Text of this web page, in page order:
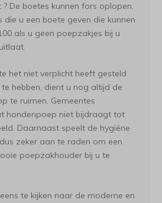
De boetes kunnen fors oplopen,
die u een boete geven die kunnen
als u geen poepzakjes bij u
het niet verplicht heeft gesteld
hebben, dient u nog altijd de
te ruimen. Gemeentes
hondenpoep niet bijdraagt tot
Daarnaast speelt de hygiëne
zeker aan te raden om een
poepzakhouder bij u te
te kijken naar de moderne en